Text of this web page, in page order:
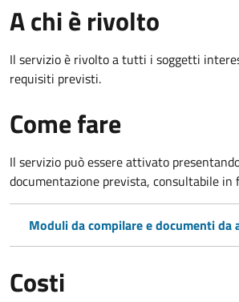
A chi è rivolto
Il servizio è rivolto a tutti i soggetti
requisiti previsti.
Come fare
Il servizio può essere attivato
documentazione prevista, consultabile in
Moduli da compilare e documenti da
Costi